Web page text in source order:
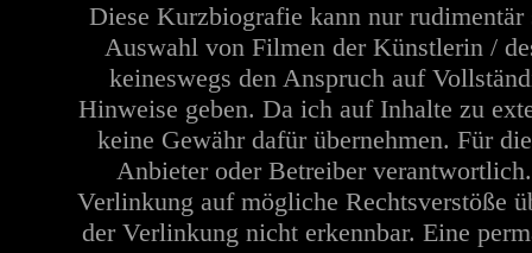
Diese Kurzbiografie kann nur
Auswahl von Filmen der Künstlerin /
keineswegs den Anspruch auf
Hinweise geben. Da ich auf Inhalte zu
keine Gewähr dafür übernehmen. Für
Anbieter oder Betreiber
Verlinkung auf mögliche Rechtsverstöße
der Verlinkung nicht erkennbar. Eine